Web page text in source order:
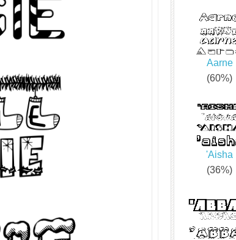
Aarne
(60%)
'Aisha
(36%)